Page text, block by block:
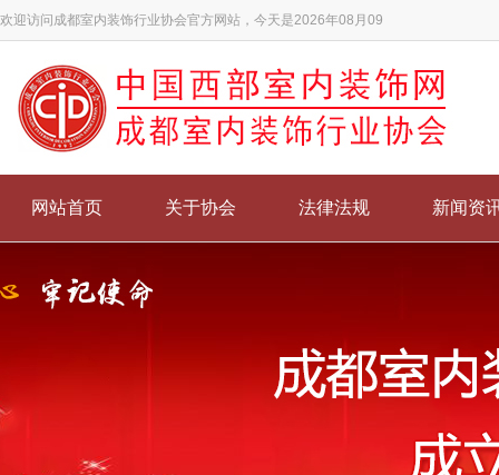
欢迎访问成都室内装饰行业协会官方网站，今天是2026年08月09
网站首页 关于协会 法律法规 新闻资